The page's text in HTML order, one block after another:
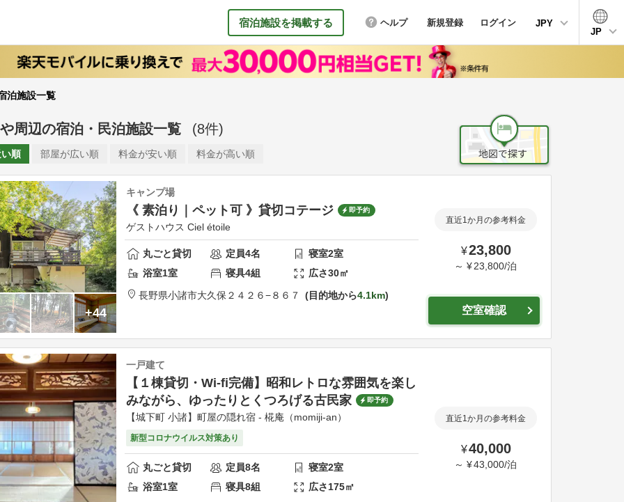
宿泊施設を掲載する ヘルプ 新規登録 ログイン
JPY
JP
泊施設一覧
周辺の宿泊・民泊施設一覧 (8件)
順 部屋が広い順 料金が安い順 料金が高い順
+44
キャンプ場
《 素泊り｜ペット可 》貸切コテージ 即予約
ゲストハウス Ciel étoile
丸ごと貸切 定員4名 寝室2室
浴室1室 寝具4組 広さ30㎡
長野県小諸市大久保２４２６−８６７ 目的地から4.1km
直近1か月の参考料金
¥23,800
～ ¥ 23,800/泊
空室確認
一戸建て
【１棟貸切・Wi-fi完備】昭和レトロな雰囲気を楽し
みながら、ゆったりとくつろげる古民家
即予約
【城下町 小諸】町屋の隠れ宿 - 椛庵（momiji-an）
新型コロナウイルス対策あり
丸ごと貸切 定員8名 寝室2室
浴室1室 寝具8組 広さ175㎡
直近1か月の参考料金
¥40,000
～ ¥43,000/泊